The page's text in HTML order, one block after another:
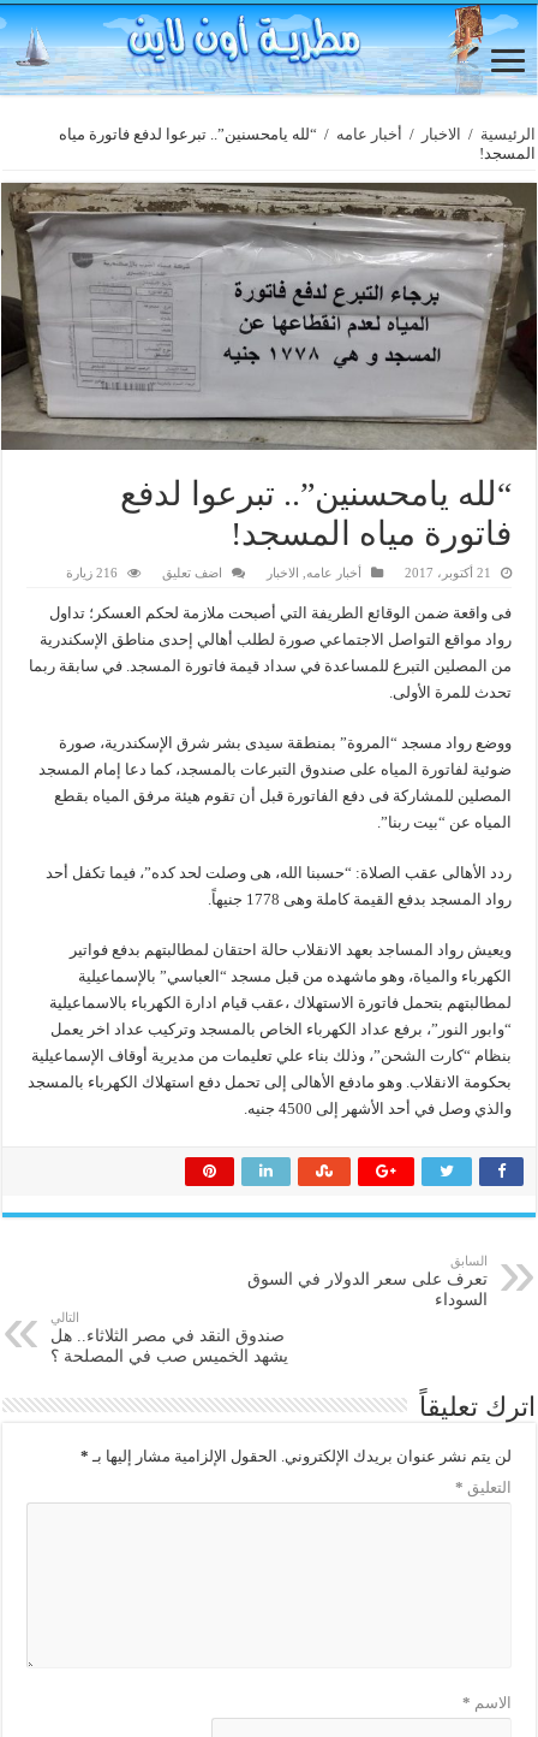
الرئيسية / الاخبار / أخبار عامه / “لله يامحسنين”.. تبرعوا لدفع فاتورة مياه
المسجد!
“لله يامحسنين”.. تبرعوا لدفع
فاتورة مياه المسجد!
21 أكتوبر، 2017 أخبار عامه, الاخبار اضف تعليق 216 زيارة
فى واقعة ضمن الوقائع الطريفة التي أصبحت ملازمة لحكم العسكر؛ تداول
رواد مواقع التواصل الاجتماعي صورة لطلب أهالي إحدى مناطق الإسكندرية
من المصلين التبرع للمساعدة في سداد قيمة فاتورة المسجد. في سابقة ربما
تحدث للمرة الأولى.
ووضع رواد مسجد “المروة” بمنطقة سيدى بشر شرق الإسكندرية، صورة
ضوئية لفاتورة المياه على صندوق التبرعات بالمسجد، كما دعا إمام المسجد
المصلين للمشاركة فى دفع الفاتورة قبل أن تقوم هيئة مرفق المياه بقطع
المياه عن “بيت ربنا”.
ردد الأهالى عقب الصلاة: “حسبنا الله، هى وصلت لحد كده”، فيما تكفل أحد
رواد المسجد بدفع القيمة كاملة وهى 1778 جنيهاً.
ويعيش رواد المساجد بعهد الانقلاب حالة احتقان لمطالبتهم بدفع فواتير
الكهرباء والمياة، وهو ماشهده من قبل مسجد “العباسي” بالإسماعيلية
لمطالبتهم بتحمل فاتورة الاستهلاك ،عقب قيام ادارة الكهرباء بالاسماعيلية
“وابور النور”، برفع عداد الكهرباء الخاص بالمسجد وتركيب عداد اخر يعمل
بنظام “كارت الشحن”، وذلك بناء علي تعليمات من مديرية أوقاف الإسماعيلية
بحكومة الانقلاب. وهو مادفع الأهالى إلى تحمل دفع استهلاك الكهرباء بالمسجد
والذي وصل في أحد الأشهر إلى 4500 جنيه.
السابق
تعرف على سعر الدولار في السوق
السوداء
التالي
صندوق النقد في مصر الثلاثاء.. هل
يشهد الخميس صب في المصلحة ؟
اترك تعليقاً
لن يتم نشر عنوان بريدك الإلكتروني. الحقول الإلزامية مشار إليها بـ *
التعليق *
الاسم *